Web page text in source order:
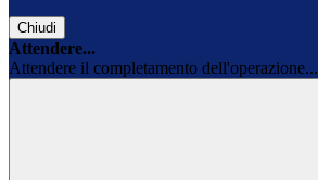
Chiudi
Attendere...
Attendere il completamento dell'operazione...